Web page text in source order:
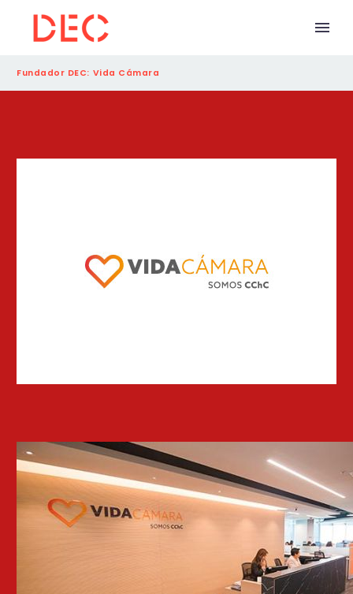
Fundador DEC: Vida Cámara